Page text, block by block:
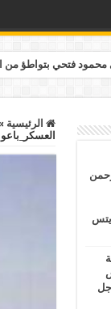
فتحي بتواطؤ من
الرئيسية